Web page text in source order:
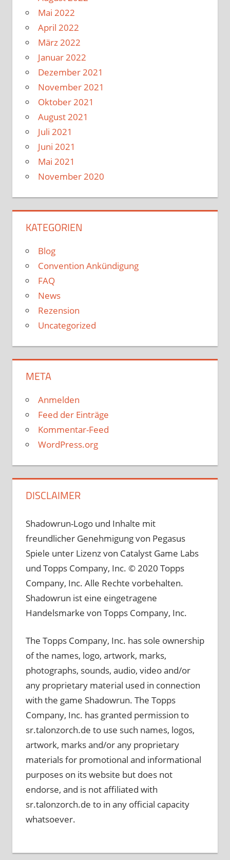
Mai 2022
April 2022
März 2022
Januar 2022
Dezember 2021
November 2021
Oktober 2021
August 2021
Juli 2021
Juni 2021
Mai 2021
November 2020
KATEGORIEN
Blog
Convention Ankündigung
FAQ
News
Rezension
Uncategorized
META
Anmelden
Feed der Einträge
Kommentar-Feed
WordPress.org
DISCLAIMER
Shadowrun-Logo und Inhalte mit
freundlicher Genehmigung von Pegasus
Spiele unter Lizenz von Catalyst Game Labs
und Topps Company, Inc. © 2020 Topps
Company, Inc. Alle Rechte vorbehalten.
Shadowrun ist eine eingetragene
Handelsmarke von Topps Company, Inc.
The Topps Company, Inc. has sole ownership
of the names, logo, artwork, marks,
photographs, sounds, audio, video and/or
any proprietary material used in connection
with the game Shadowrun. The Topps
Company, Inc. has granted permission to
sr.talonzorch.de to use such names, logos,
artwork, marks and/or any proprietary
materials for promotional and informational
purposes on its website but does not
endorse, and is not affiliated with
sr.talonzorch.de to in any official capacity
whatsoever.